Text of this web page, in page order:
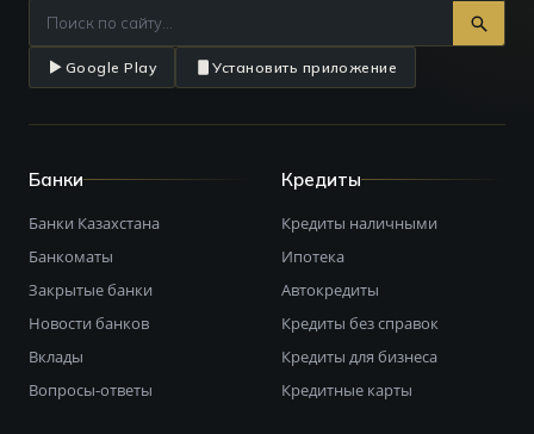
Google Play Установить приложение
Банки
Банки Казахстана
Банкоматы
Закрытые банки
Новости банков
Вклады
Вопросы-ответы
Кредиты
Кредиты наличными
Ипотека
Автокредиты
Кредиты без справок
Кредиты для бизнеса
Кредитные карты